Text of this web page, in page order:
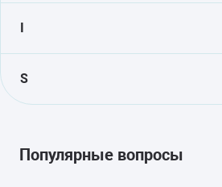
I
S
Популярные вопросы